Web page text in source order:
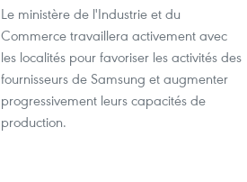
Le ministère de l'Industrie et du
Commerce travaillera activement avec
les localités pour favoriser les activités des
fournisseurs de Samsung et augmenter
progressivement leurs capacités de
production.